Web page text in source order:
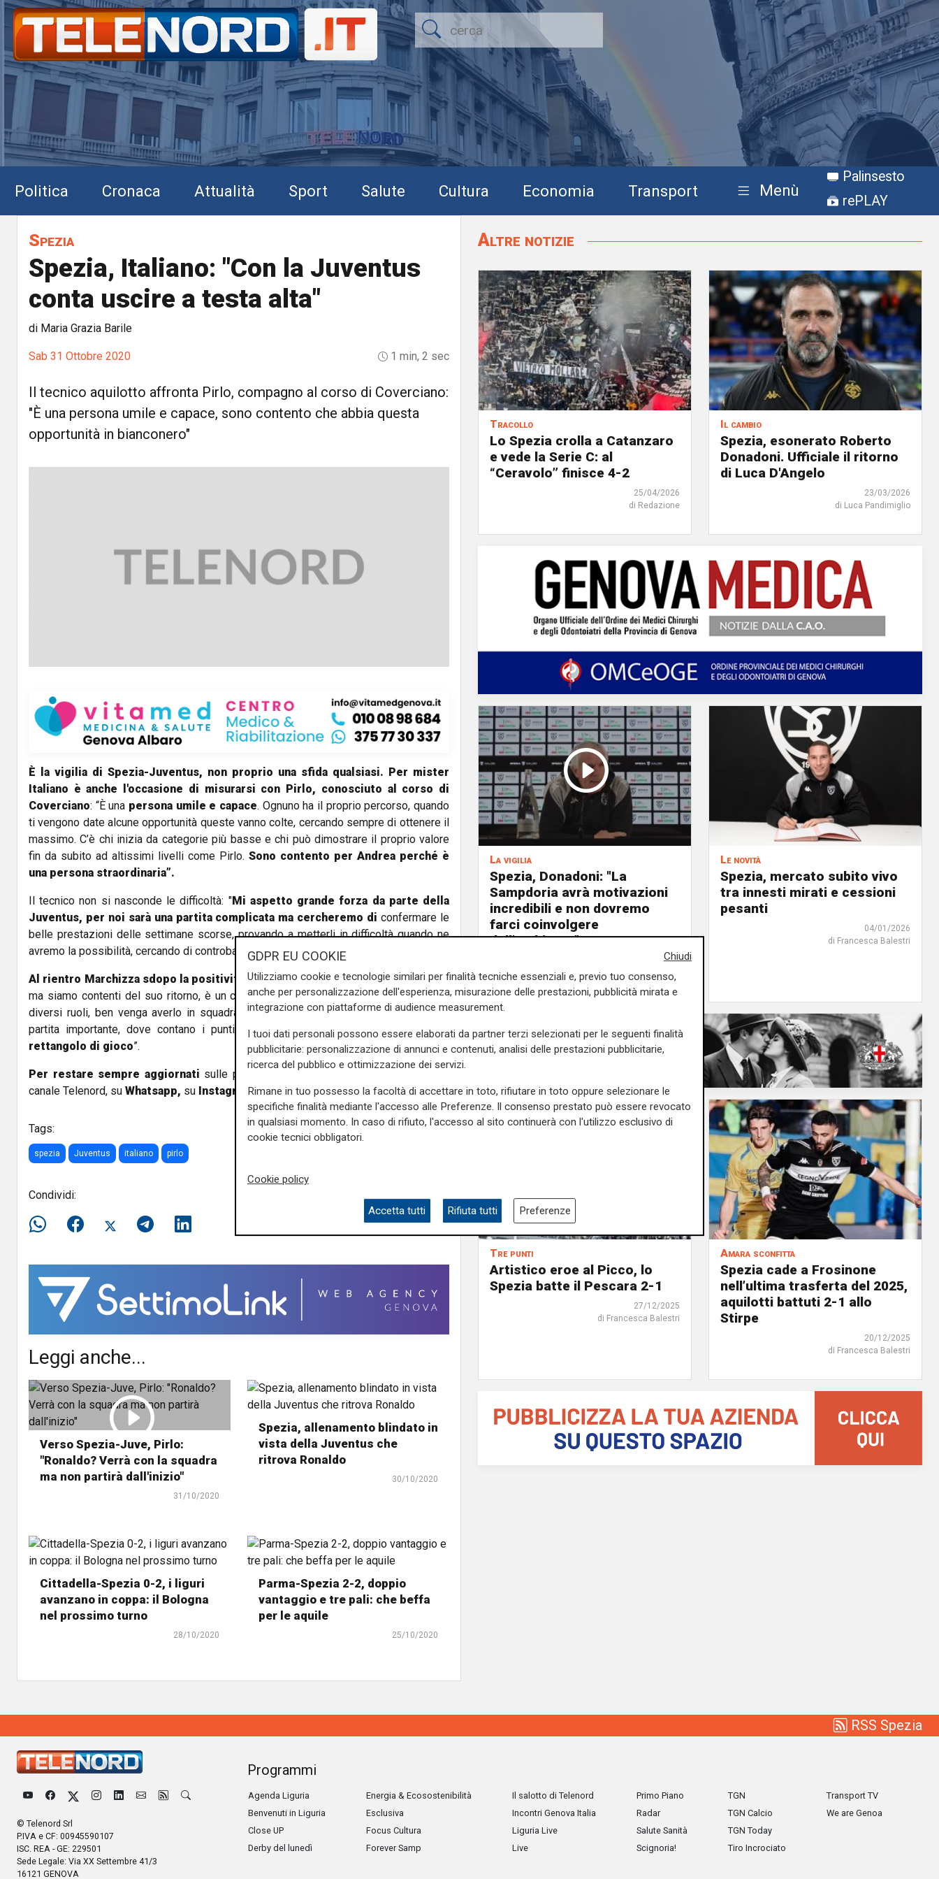
Politica Cronaca Attualità Sport Salute Cultura Economia Transport Menù
Palinsesto
rePLAY
Spezia
Spezia, Italiano: "Con la Juventus
conta uscire a testa alta"
di Maria Grazia Barile
Sab 31 Ottobre 2020 1 min, 2 sec
Il tecnico aquilotto affronta Pirlo, compagno al corso di Coverciano:
"È una persona umile e capace, sono contento che abbia questa
opportunità in bianconero"
È la vigilia di Spezia-Juventus, non proprio una sfida qualsiasi. Per mister
Italiano è anche l'occasione di misurarsi con Pirlo, conosciuto al corso di
Coverciano: “È una persona umile e capace. Ognuno ha il proprio percorso, quando
ti vengono date alcune opportunità queste vanno colte, cercando sempre di ottenere il
massimo. C’è chi inizia da categorie più basse e chi può dimostrare il proprio valore
fin da subito ad altissimi livelli come Pirlo. Sono contento per Andrea perché è
una persona straordinaria”.
Il tecnico non si nasconde le difficoltà: "Mi aspetto grande forza da parte della
Juventus, per noi sarà una partita complicata ma cercheremo di confermare le
belle prestazioni delle settimane scorse, provando a metterli in difficoltà quando ne
avremo la possibilità, cercando di controbattere e di fare una prestazione di livello”.
Al rientro Marchizza sdopo la positività al covid:"È solo al secondo allenamento
ma siamo contenti del suo ritorno, è un calciatore duttile che in difesa può ricoprire
diversi ruoli, ben venga averlo in squadra e a disposiziona. Concentriamoci su una
partita importante, dove contano i punti, ma soprattutouscire a testa alta dal
rettangolo di gioco”.
Per restare sempre aggiornati sulle principali notizie sulla Liguria seguiteci sul
canale Telenord, su Whatsapp, su Instagram,suYoutubee suFacebook.
Tags:
spezia Juventus italiano pirlo
Condividi:
Leggi anche...
Verso Spezia-Juve, Pirlo:
"Ronaldo? Verrà con la squadra
ma non partirà dall'inizio"
31/10/2020
Spezia, allenamento blindato in
vista della Juventus che
ritrova Ronaldo
30/10/2020
Cittadella-Spezia 0-2, i liguri
avanzano in coppa: il Bologna
nel prossimo turno
28/10/2020
Parma-Spezia 2-2, doppio
vantaggio e tre pali: che beffa
per le aquile
25/10/2020
Altre notizie
Tracollo
Lo Spezia crolla a Catanzaro
e vede la Serie C: al
“Ceravolo” finisce 4-2
25/04/2026
di Redazione
Il cambio
Spezia, esonerato Roberto
Donadoni. Ufficiale il ritorno
di Luca D'Angelo
23/03/2026
di Luca Pandimiglio
La vigilia
Spezia, Donadoni: "La
Sampdoria avrà motivazioni
incredibili e non dovremo
farci coinvolgere
dall'ambiente"
30/01/2026
di Redazione
Le novità
Spezia, mercato subito vivo
tra innesti mirati e cessioni
pesanti
04/01/2026
di Francesca Balestri
Tre punti
Artistico eroe al Picco, lo
Spezia batte il Pescara 2-1
27/12/2025
di Francesca Balestri
Amara sconfitta
Spezia cade a Frosinone
nell’ultima trasferta del 2025,
aquilotti battuti 2-1 allo
Stirpe
20/12/2025
di Francesca Balestri
RSS Spezia
© Telenord Srl
P.IVA e CF: 00945590107
ISC. REA - GE: 229501
Sede Legale: Via XX Settembre 41/3
16121 GENOVA
Programmi
Agenda Liguria
Benvenuti in Liguria
Close UP
Derby del lunedì
Energia & Ecosostenibilità
Esclusiva
Focus Cultura
Forever Samp
Il salotto di Telenord
Incontri Genova Italia
Liguria Live
Live
Primo Piano
Radar
Salute Sanità
Scignoria!
TGN
TGN Calcio
TGN Today
Tiro Incrociato
Transport TV
We are Genoa
Chiudi
GDPR EU COOKIE
Utilizziamo cookie e tecnologie similari per finalità tecniche essenziali e, previo tuo consenso,
anche per personalizzazione dell'esperienza, misurazione delle prestazioni, pubblicità mirata e
integrazione con piattaforme di audience measurement.
I tuoi dati personali possono essere elaborati da partner terzi selezionati per le seguenti finalità
pubblicitarie: personalizzazione di annunci e contenuti, analisi delle prestazioni pubblicitarie,
ricerca del pubblico e ottimizzazione dei servizi.
Rimane in tuo possesso la facoltà di accettare in toto, rifiutare in toto oppure selezionare le
specifiche finalità mediante l'accesso alle Preferenze. Il consenso prestato può essere revocato
in qualsiasi momento. In caso di rifiuto, l'accesso al sito continuerà con l'utilizzo esclusivo di
cookie tecnici obbligatori.
Cookie policy
Accetta tutti Rifiuta tutti Preferenze